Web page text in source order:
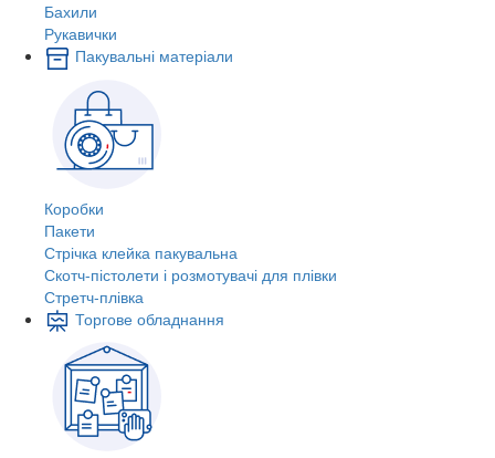
Бахили
Рукавички
Пакувальні матеріали
Коробки
Пакети
Стрічка клейка пакувальна
Скотч-пістолети і розмотувачі для плівки
Стретч-плівка
Торгове обладнання